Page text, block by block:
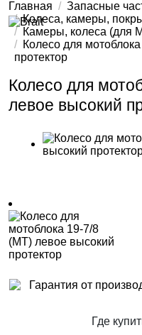
Главная
Запасные
Колеса, камеры,
Камеры, колеса (для
Колесо для
протектор
Колесо для
левое высокий
Гарантия от
Где